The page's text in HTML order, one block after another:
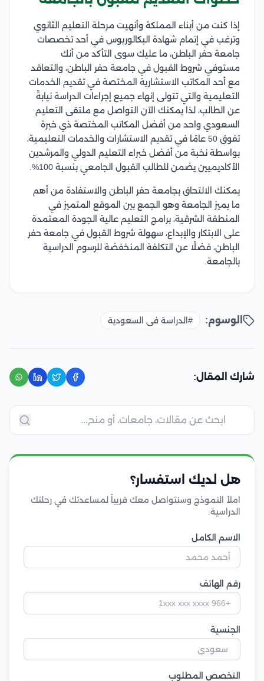
إذا كنت من أبناء المملكة وأنهيت مرحلة التعليم الثانوي
وترغب في إتمام شهادة البكالوريوس في أحد تخصصات
جامعة حفر الباطن، ما عليك سوى التأكد من أنك
مستوفي شروط القبول في جامعة حفر الباطن، والتعاقد
مع أحد المكاتب الاستشارية المختصة في تقديم الخدمات
التعليمية والتي تتولى إنهاء جميع إجراءات الدراسة نيابةً
عن الطالب، لذا يمكنك الآن التواصل مع ملتقى التعليم
السعودي واحد من أفضل المكاتب المختصة ذي خبرة
تفوق 50 عامًا في تقديم الاستشارات والخدمات التعليمية،
بواسطة نخبة من أفضل خبراء التعليم الدولي والمرشدين
الأكاديميين يضمن للطالب القبول الجامعي بنسبة 100%.
يمكنك الالتحاق بجامعة حفر الباطن والاستفادة من أهم
ما يميز الجامعة وهو الجمع بين الموقع المتميز في
المنطقة الشرقية، برامج التعليم عالية الجودة المعتمدة
على الابتكار والإبداع، سهولة شروط القبول في جامعة حفر
الباطن، فضلًا عن التكلفة المنخفضة للرسوم الدراسية
بالجامعة.
الوسوم: #الدراسة فى السعودية
شارك المقال:
هل لديك استفسار؟
املأ النموذج وسنتواصل معك قريباً لمساعدتك في رحلتك
الدراسية.
الاسم الكامل
رقم الهاتف
الجنسية
التخصص المطلوب